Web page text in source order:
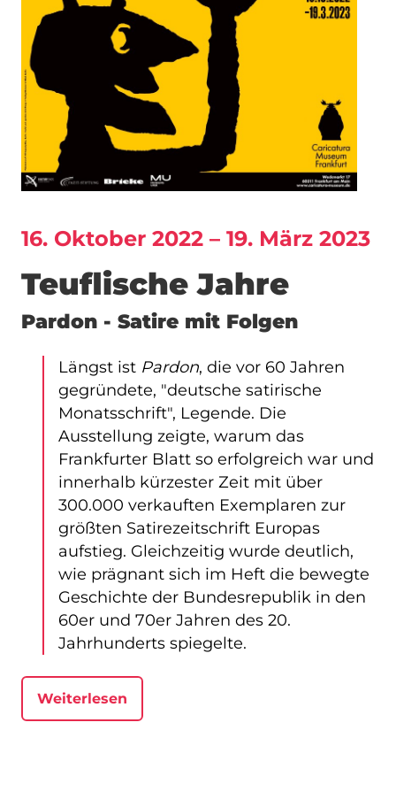
16. Oktober 2022 – 19. März 2023
Teuflische Jahre
Pardon - Satire mit Folgen
Längst ist Pardon, die vor 60 Jahren
gegründete, "deutsche satirische
Monatsschrift", Legende. Die
Ausstellung zeigte, warum das
Frankfurter Blatt so erfolgreich war und
innerhalb kürzester Zeit mit über
300.000 verkauften Exemplaren zur
größten Satirezeitschrift Europas
aufstieg. Gleichzeitig wurde deutlich,
wie prägnant sich im Heft die bewegte
Geschichte der Bundesrepublik in den
60er und 70er Jahren des 20.
Jahrhunderts spiegelte.
Weiterlesen